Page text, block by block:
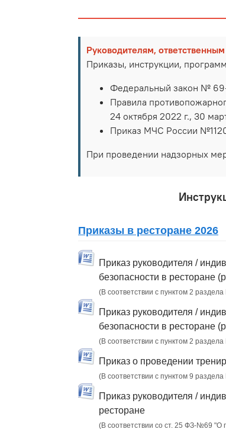
Руководителям,
Приказы, инструкции,
Федеральный закон №
Правила
24 октября 2022 г., 30
Приказ МЧС России
При проведении надзорных
Приказы в ресторане 2026
Приказ руководителя /
безопасности в ресторане
(В соответствии с пунктом 2
Приказ руководителя /
безопасности в ресторане
(В соответствии с пунктом 2
Приказ о проведении
(В соответствии с пунктом 9
Приказ руководителя /
ресторане
(В соответствии со ст. 25 ФЗ-№69